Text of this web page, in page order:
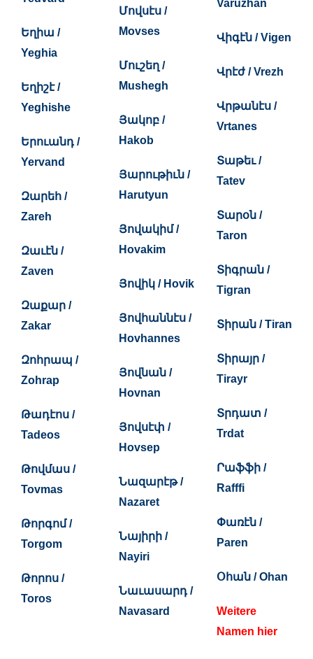
Եղիա /
Yeghia
Եղիշէ /
Yeghishe
Երուանդ /
Yervand
Զարեհ /
Zareh
Զաւէն /
Zaven
Զաքար /
Zakar
Զոհրապ /
Zohrap
Թադէոս /
Tadeos
Թովմաս /
Tovmas
Թորգոմ /
Torgom
Թորոս /
Toros
Մովսէս /
Movses
Մուշեղ /
Mushegh
Յակոբ /
Hakob
Յարութիւն /
Harutyun
Յովակիմ /
Hovakim
Յովիկ / Hovik
Յովհաննէս /
Hovhannes
Յովնան /
Hovnan
Յովսէփ /
Hovsep
Նազարէթ /
Nazaret
Նայիրի /
Nayiri
Նաւասարդ /
Navasard
Varuzhan
Վիգէն / Vigen
Վրէժ / Vrezh
Վրթանէս /
Vrtanes
Տաթեւ /
Tatev
Տարօն /
Taron
Տիգրան /
Tigran
Տիրան / Tiran
Տիրայր /
Tirayr
Տրդատ /
Trdat
Րաֆֆի /
Rafffi
Փառէն /
Paren
Օհան / Ohan
Weitere
Namen hier